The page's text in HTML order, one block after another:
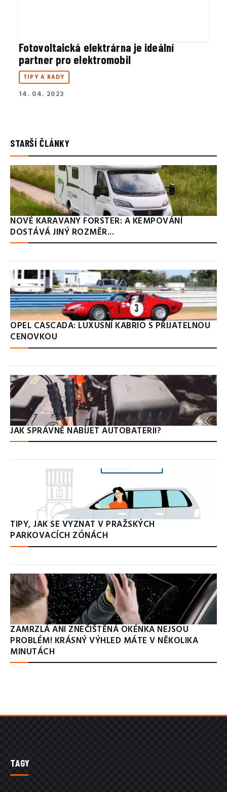
Fotovoltaická elektrárna je ideální
partner pro elektromobil
TIPY A RADY
14. 04. 2023
STARŠÍ ČLÁNKY
NOVÉ KARAVANY FORSTER: A KEMPOVÁNÍ
DOSTÁVÁ JINÝ ROZMĚR...
OPEL CASCADA: LUXUSNÍ KABRIO S PŘIJATELNOU
CENOVKOU
JAK SPRÁVNĚ NABÍJET AUTOBATERII?
TIPY, JAK SE VYZNAT V PRAŽSKÝCH
PARKOVACÍCH ZÓNÁCH
ZAMRZLÁ ANI ZNEČIŠTĚNÁ OKÉNKA NEJSOU
PROBLÉM! KRÁSNÝ VÝHLED MÁTE V NĚKOLIKA
MINUTÁCH
TAGY